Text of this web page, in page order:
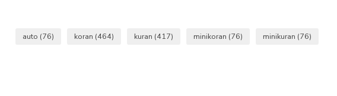
auto (76) koran (464) kuran (417) minikoran (76) minikuran (76)